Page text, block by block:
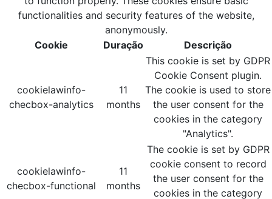
functionalities and security features of the website,
anonymously.
Cookie
Duração Descrição
cookielawinfo-
checbox-analytics
11
months
This cookie is set by GDPR
Cookie Consent plugin.
The cookie is used to store
the user consent for the
cookies in the category
"Analytics".
cookielawinfo-
checbox-functional
11
months
The cookie is set by GDPR
cookie consent to record
the user consent for the
cookies in the category